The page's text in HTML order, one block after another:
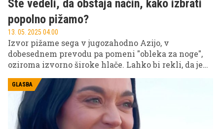
Ste vedeli, da obstaja način, kako izbrati
popolno pižamo?
13. 05. 2025 04.00
Izvor pižame sega v jugozahodno Azijo, v
dobesednem prevodu pa pomeni "obleka za noge",
oziroma izvorno široke hlače. Lahko bi rekli, da je
del dnevne obleke. V dvajsetih letih prejšnjega
stoletja je Coco Chanel naredila revolucijo v
oblačilih za spanje, ko je predstavila satenske
ogrtače, primerne tako za dan kot za noč.
GLASBA